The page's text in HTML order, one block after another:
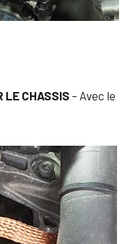
LE CHASSIS – Avec le